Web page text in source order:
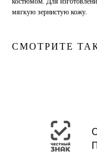
мягкую зернистую кожу.
СМОТРИТЕ